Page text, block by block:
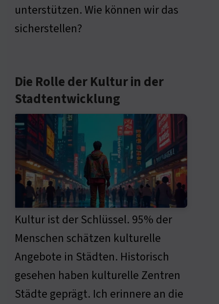
unterstützen. Wie können wir das
sicherstellen?
Die Rolle der Kultur in der
Stadtentwicklung
Kultur ist der Schlüssel. 95% der
Menschen schätzen kulturelle
Angebote in Städten. Historisch
gesehen haben kulturelle Zentren
Städte geprägt. Ich erinnere an die